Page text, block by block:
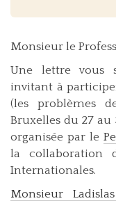
Monsieur le
Une lettre vous
invitant à
(les problèmes
Bruxelles du 27 au
organisée par le
la collaboration
Internationales.
Monsieur